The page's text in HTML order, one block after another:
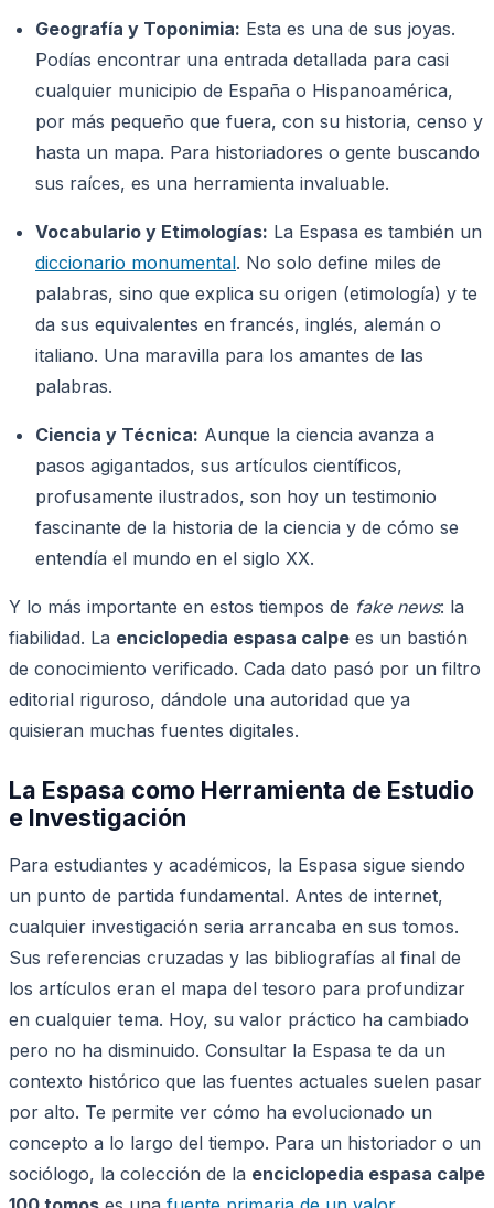
Geografía y Toponimia: Esta es una de sus joyas.
Podías encontrar una entrada detallada para casi
cualquier municipio de España o Hispanoamérica,
por más pequeño que fuera, con su historia, censo y
hasta un mapa. Para historiadores o gente buscando
sus raíces, es una herramienta invaluable.
Vocabulario y Etimologías: La Espasa es también un
diccionario monumental. No solo define miles de
palabras, sino que explica su origen (etimología) y te
da sus equivalentes en francés, inglés, alemán o
italiano. Una maravilla para los amantes de las
palabras.
Ciencia y Técnica: Aunque la ciencia avanza a
pasos agigantados, sus artículos científicos,
profusamente ilustrados, son hoy un testimonio
fascinante de la historia de la ciencia y de cómo se
entendía el mundo en el siglo XX.
Y lo más importante en estos tiempos de fake news: la
fiabilidad. La enciclopedia espasa calpe es un bastión
de conocimiento verificado. Cada dato pasó por un filtro
editorial riguroso, dándole una autoridad que ya
quisieran muchas fuentes digitales.
La Espasa como Herramienta de Estudio
e Investigación
Para estudiantes y académicos, la Espasa sigue siendo
un punto de partida fundamental. Antes de internet,
cualquier investigación seria arrancaba en sus tomos.
Sus referencias cruzadas y las bibliografías al final de
los artículos eran el mapa del tesoro para profundizar
en cualquier tema. Hoy, su valor práctico ha cambiado
pero no ha disminuido. Consultar la Espasa te da un
contexto histórico que las fuentes actuales suelen pasar
por alto. Te permite ver cómo ha evolucionado un
concepto a lo largo del tiempo. Para un historiador o un
sociólogo, la colección de la enciclopedia espasa calpe